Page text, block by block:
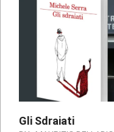
Gli Sdraiati